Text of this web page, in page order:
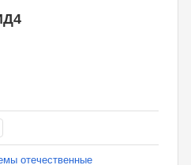
отечественные